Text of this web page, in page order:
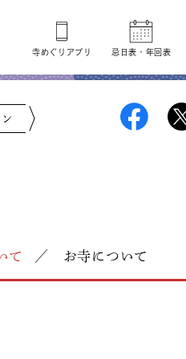
寺めぐり アプリ 忌日表 ・ 年回表
て お寺について